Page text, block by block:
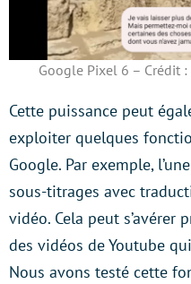
Google Pixel 6 – Crédit :
Cette puissance peut
exploiter quelques
Google. Par exemple,
sous-titrages avec
vidéo. Cela peut s’avérer
des vidéos de Youtube
Nous avons testé cette